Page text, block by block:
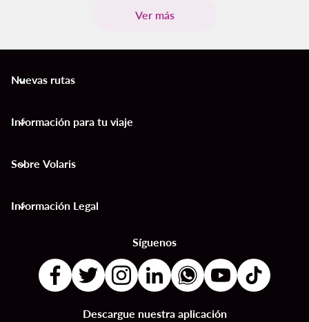
Ver más
Nuevas rutas
keyboard_arrow_down
Información para tu viaje
keyboard_arrow_down
Sobre Volaris
keyboard_arrow_down
Información Legal
keyboard_arrow_down
Síguenos
Descargue nuestra aplicación